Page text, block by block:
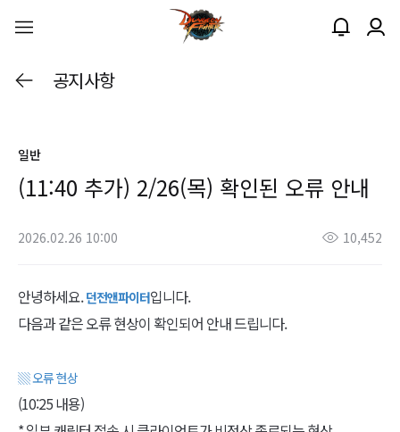
공지사항
일반
(11:40 추가) 2/26(목) 확인된 오류 안내
2026.02.26 10:00 10,452
안녕하세요.던전앤파이터입니다.
다음과 같은 오류 현상이 확인되어 안내 드립니다.
▒ 오류 현상
(10:25 내용)